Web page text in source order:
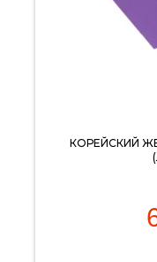
КОРЕЙСКИЙ